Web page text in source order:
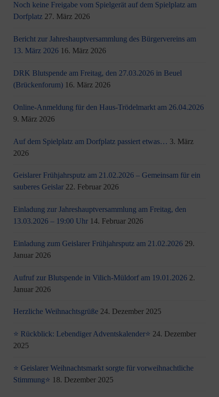
Noch keine Freigabe vom Spielgerät auf dem Spielplatz am
Dorfplatz 27. März 2026
Bericht zur Jahreshauptversammlung des Bürgervereins am
13. März 2026 16. März 2026
DRK Blutspende am Freitag, den 27.03.2026 in Beuel
(Brückenforum) 16. März 2026
Online-Anmeldung für den Haus-Trödelmarkt am 26.04.2026
9. März 2026
Auf dem Spielplatz am Dorfplatz passiert etwas… 3. März
2026
Geislarer Frühjahrsputz am 21.02.2026 – Gemeinsam für ein
sauberes Geislar 22. Februar 2026
Einladung zur Jahreshauptversammlung am Freitag, den
13.03.2026 – 19:00 Uhr 14. Februar 2026
Einladung zum Geislarer Frühjahrsputz am 21.02.2026 29.
Januar 2026
Aufruf zur Blutspende in Vilich-Müldorf am 19.01.2026 2.
Januar 2026
Herzliche Weihnachtsgrüße 24. Dezember 2025
⭐ Rückblick: Lebendiger Adventskalender⭐ 24. Dezember
2025
⭐ Geislarer Weihnachtsmarkt sorgte für vorweihnachtliche
Stimmung⭐ 18. Dezember 2025